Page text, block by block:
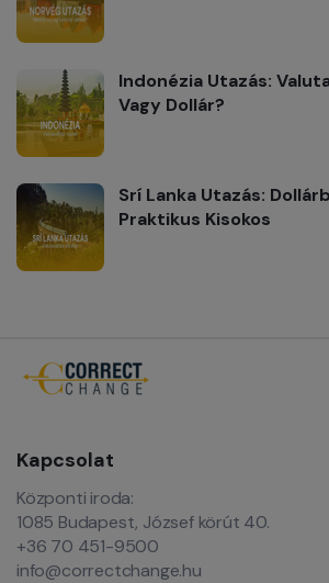
Indonézia Utazás:
Vagy Dollár?
Srí Lanka Utazás:
Praktikus Kisokos
Kapcsolat
Központi iroda:
1085 Budapest, József körút 40.
+36 70 451-9500
info@correctchange.hu